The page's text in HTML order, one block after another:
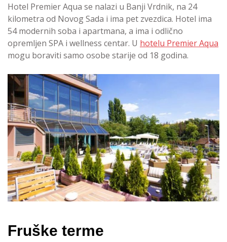
Hotel Premier Aqua se nalazi u Banji Vrdnik, na 24
kilometra od Novog Sada i ima pet zvezdica. Hotel ima
54 modernih soba i apartmana, a ima i odlično
opremljen SPA i wellness centar. U hotelu Premier Aqua
mogu boraviti samo osobe starije od 18 godina.
Fruške terme